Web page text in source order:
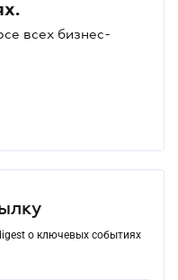
всех бизнес-
о ключевых событиях